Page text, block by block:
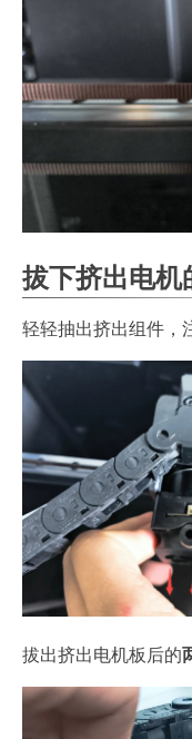
拔下挤出电机
轻轻抽出挤出组件，
拔出挤出电机板后的